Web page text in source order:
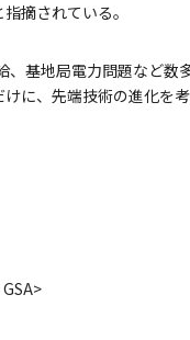
摘されている。
基地局電力問題など
に、先端技術の進化を